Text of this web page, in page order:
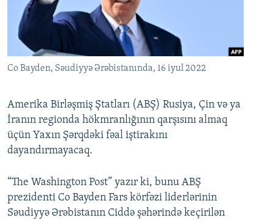
KARIKATURA
İSLAM VƏ DEMOKRATIYA
İZ - MƏDƏNIYYƏT PROQRAMI
PEŞƏ ETIKASI VƏ JURNALISTIKA STANDARTLARIMIZ
MATERIALLARIMIZDAN ISTIFADƏ
XƏBƏR BÜLLETENLƏRIMIZ
BIZI IZLƏ
RFE/RL-in bütün saytları
Co Bayden, Səudiyyə Ərəbistanında, 16 iyul 2022
Amerika Birləşmiş Ştatları (ABŞ) Rusiya, Çin və ya
İranın regionda hökmranlığının qarşısını almaq
üçün Yaxın Şərqdəki fəal iştirakını
dayandırmayacaq.
“The Washington Post” yazır ki, bunu ABŞ
prezidenti Co Bayden Fars körfəzi liderlərinin
Səudiyyə Ərəbistanın Ciddə şəhərində keçirilən